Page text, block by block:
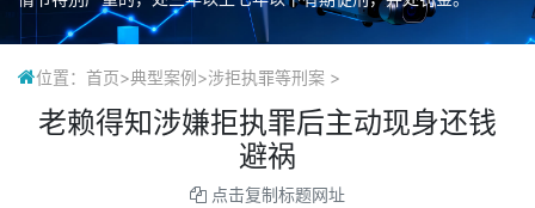
位置： 首页>典型案例 >涉拒执罪等刑案 >
老赖得知涉嫌拒执罪后主动现身还钱
避祸
点击复制标题网址